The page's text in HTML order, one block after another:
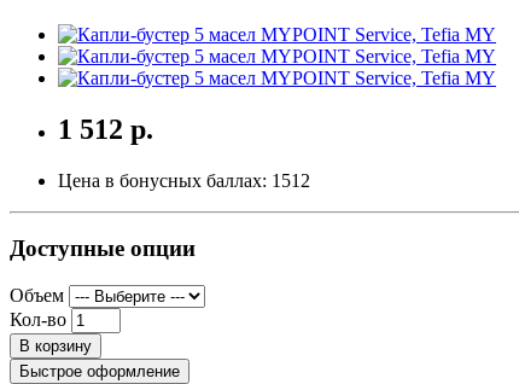
1 512 р.
Цена в бонусных баллах: 1512
Доступные опции
Объем
Кол-во
В корзину
Быстрое оформление